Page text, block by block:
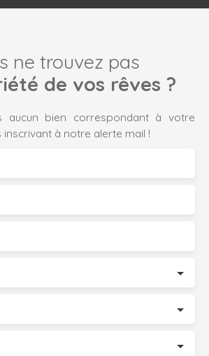
ne trouvez pas
de vos rêves ?
aucun bien correspondant à votre
inscrivant à notre alerte mail !